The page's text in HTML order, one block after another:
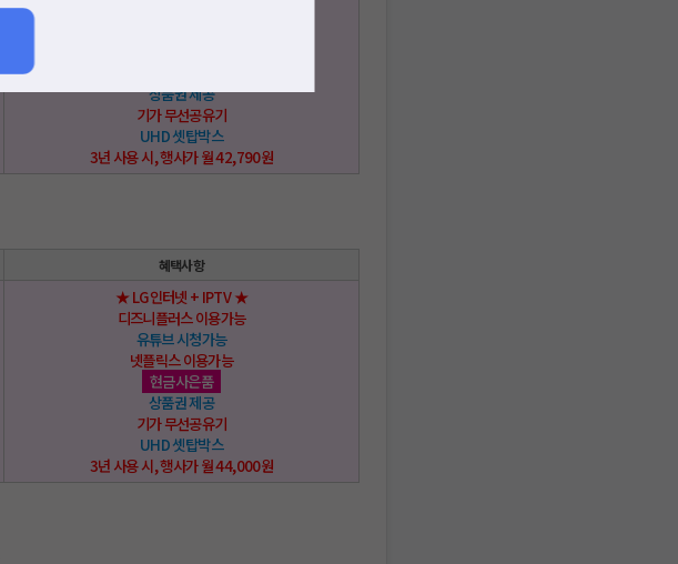
상품권 제공
기가 무선공유기
UHD 셋탑박스
3년 사용 시, 행사가 월 42,790원
혜택사항
★ LG인터넷 + IPTV ★
디즈니플러스 이용가능
유튜브 시청가능
넷플릭스 이용가능
현금사은품
상품권 제공
기가 무선공유기
UHD 셋탑박스
3년 사용 시, 행사가 월 44,000원